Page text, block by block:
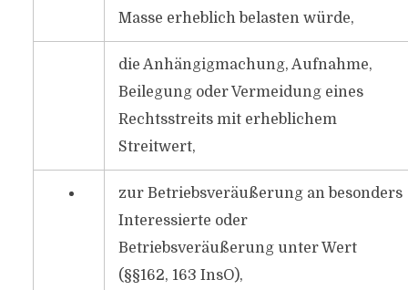
Masse erheblich belasten würde,
die Anhängigmachung, Aufnahme,
Beilegung oder Vermeidung eines
Rechtsstreits mit erheblichem
Streitwert,
zur Betriebsveräußerung an besonders
Interessierte oder
Betriebsveräußerung unter Wert
(§§162, 163 InsO),